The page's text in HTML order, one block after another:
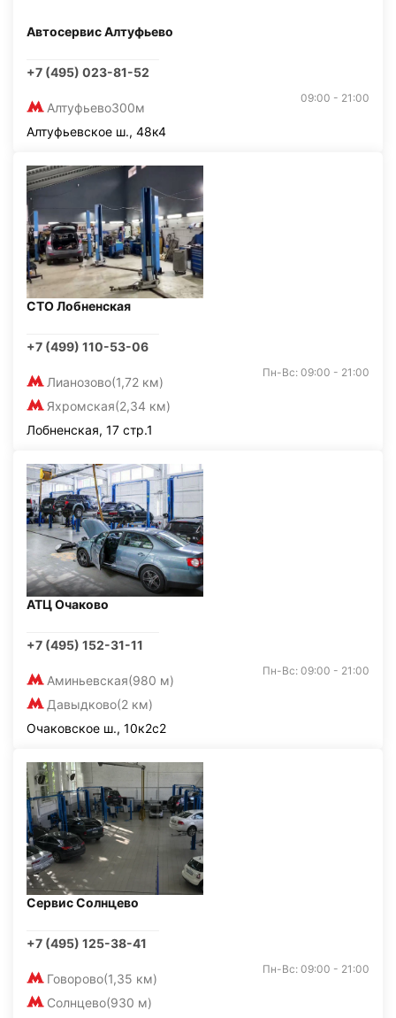
Автосервис Алтуфьево
+7 (495) 023-81-52
Алтуфьево300м
09:00 - 21:00
Алтуфьевское ш., 48к4
СТО Лобненская
+7 (499) 110-53-06
Лианозово(1,72 км)
Яхромская(2,34 км)
Пн-Вс: 09:00 - 21:00
Лобненская, 17 стр.1
АТЦ Очаково
+7 (495) 152-31-11
Аминьевская(980 м)
Давыдково(2 км)
Пн-Вс: 09:00 - 21:00
Очаковское ш., 10к2с2
Сервис Солнцево
+7 (495) 125-38-41
Говорово(1,35 км)
Солнцево(930 м)
Пн-Вс: 09:00 - 21:00